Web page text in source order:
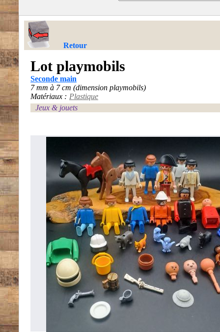
Retour
Lot playmobils
Seconde main
7 mm à 7 cm (dimension playmobils)
Matériaux : Plastique
Jeux & jouets